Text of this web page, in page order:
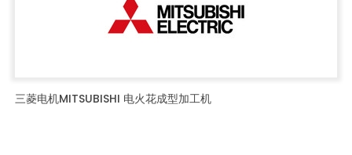
三菱电机MITSUBISHI 电火花成型加工机